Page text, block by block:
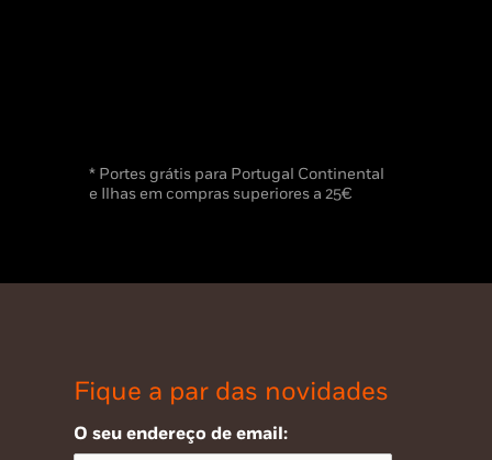
* Portes grátis para Portugal Continental
e Ilhas em compras superiores a 25€
Fique a par das novidades
O seu endereço de email: